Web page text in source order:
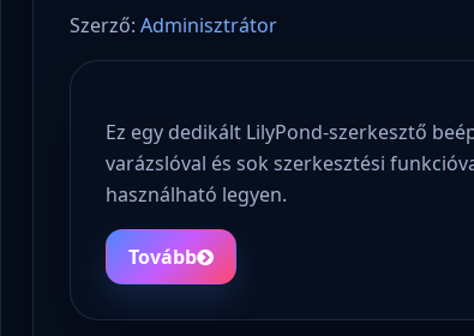
Szerző: Adminisztrátor
Ez egy dedikált LilyPond-szerkesztő
varázslóval és sok szerkesztési
használható legyen.
Tovább